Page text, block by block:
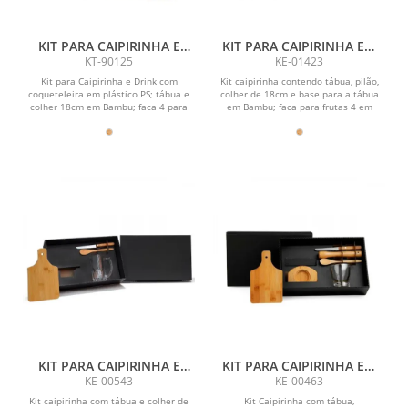
KIT PARA CAIPIRINHA E
DRINKS - 5 PÇS
KT-90125
Kit para Caipirinha e Drink com
coqueteleira em plástico PS; tábua e
colher 18cm em Bambu; faca 4 para
KIT PARA CAIPIRINHA EM
BAMBU / MADEIRA COM
AVENTAL E BANDANA - 0,35
L - 8 PÇS
KE-01423
Kit caipirinha contendo tábua, pilão,
colher de 18cm e base para a tábua
em Bambu; faca para frutas 4 em
KIT PARA CAIPIRINHA E
CHOPP EM BAMBU /
MADEIRA- 4 PÇS
KE-00543
Kit caipirinha com tábua e colher de
KIT PARA CAIPIRINHA EM
BAMBU/MADEIRA - 0,35 L -
6 PÇS
KE-00463
Kit Caipirinha com tábua,